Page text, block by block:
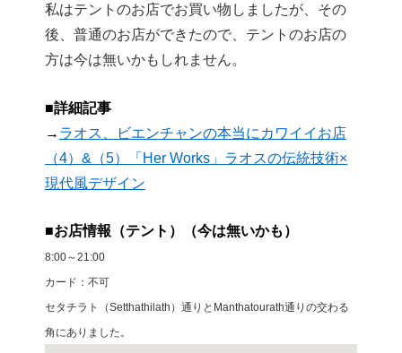
私はテントのお店でお買い物しましたが、その
後、普通のお店ができたので、テントのお店の
方は今は無いかもしれません。
■詳細記事
→ ラオス、ビエンチャンの本当にカワイイお店
（4）&（5）「Her Works」ラオスの伝統技術×
現代風デザイン
■お店情報（テント）（今は無いかも）
8:00～21:00
カード：不可
セタチラト（Setthathilath）通りとManthatourath通りの交わる
角にありました。